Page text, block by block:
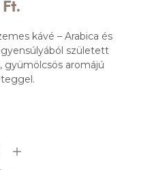
kávé – Arabica és
született
gyümölcsös aromájú